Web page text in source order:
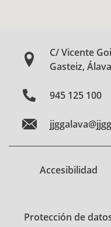
C/ Vicente
Gasteiz, Álava
945 125 100
Accesibilidad
Protección de